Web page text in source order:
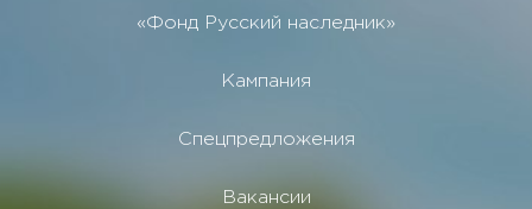
«Фонд Русский наследник»
Кампания
Спецпредложения
Вакансии